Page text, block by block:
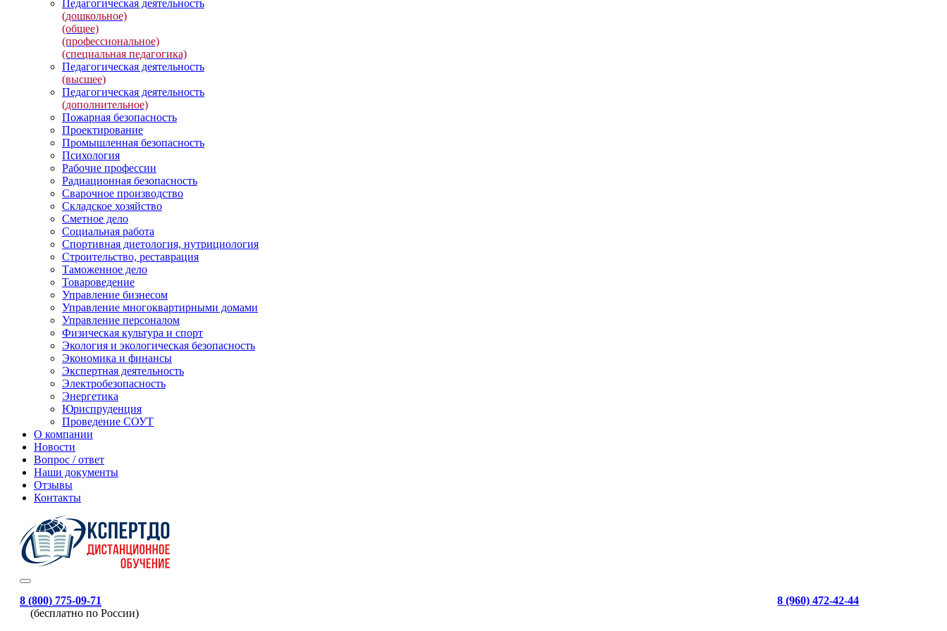
Педагогическая деятельность
(дошкольное)
(общее)
(профессиональное)
(специальная педагогика)
Педагогическая деятельность
(высшее)
Педагогическая деятельность
(дополнительное)
Пожарная безопасность
Проектирование
Промышленная безопасность
Психология
Рабочие профессии
Радиационная безопасность
Сварочное производство
Складское хозяйство
Сметное дело
Социальная работа
Спортивная диетология, нутрициология
Строительство, реставрация
Таможенное дело
Товароведение
Управление бизнесом
Управление многоквартирными домами
Управление персоналом
Физическая культура и спорт
Экология и экологическая безопасность
Экономика и финансы
Экспертная деятельность
Электробезопасность
Энергетика
Юриспруденция
Проведение СОУТ
О компании
Новости
Вопрос / ответ
Наши документы
Отзывы
Контакты
8 (800) 775-09-71
(бесплатно по России)
8 (960) 472-42-44